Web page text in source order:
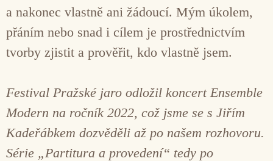
a nakonec vlastně ani žádoucí. Mým úkolem,
přáním nebo snad i cílem je prostřednictvím
tvorby zjistit a prověřit, kdo vlastně jsem.
Festival Pražské jaro odložil koncert Ensemble
Modern na ročník 2022, což jsme se s Jiřím
Kadeřábkem dozvěděli až po našem rozhovoru.
Série „Partitura a provedení“ tedy po